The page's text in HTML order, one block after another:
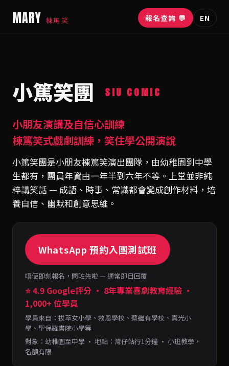
MARY 棟篤笑 報名查詢 💬 EN
小篤笑團 SIU COMIC
小朋友演講及自信心訓練
棟篤笑式戲劇訓練，笑住學公開演說
小篤笑團是小朋友棟篤笑演出團隊，由幼稚園到中學
生都有，團員年資由一年半到六年不等。上堂並非純
粹講笑話 — 成語、時事、常識都會變成創作材料，培
養自信、幽默和創意思維。
WhatsApp 預約入團測試班
唔使即刻報名，問咗先啦 — 通常即日回覆
⭐ 4.9 Google評分 · 8年專業喜劇教育經驗 ·
1,000+ 位學員
學員來自：拔萃女小學、救恩學校、蔡繼有學校、真光小
學、聖保羅書院小學等
對象：幼稚園至中學 · 地點：灣仔站行1分鐘 · 小班教學，
名額有限